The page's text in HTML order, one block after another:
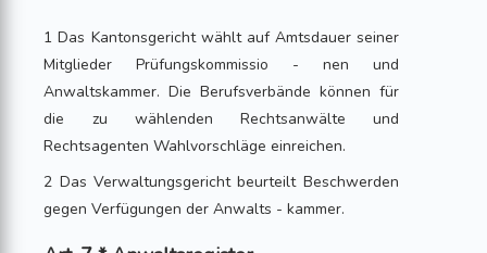
1 Das Kantonsgericht wählt auf Amtsdauer seiner
Mitglieder Prüfungskommissio - nen und
Anwaltskammer. Die Berufsverbände können für
die zu wählenden Rechtsanwälte und
Rechtsagenten Wahlvorschläge einreichen.
2 Das Verwaltungsgericht beurteilt Beschwerden
gegen Verfügungen der Anwalts - kammer.